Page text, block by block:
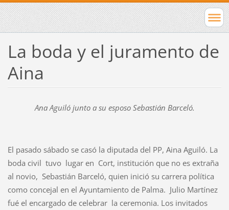
La boda y el juramento de
Aina
Ana Aguiló junto a su esposo Sebastián Barceló.
El pasado sábado se casó la diputada del PP, Aina Aguiló. La
boda civil tuvo lugar en Cort, institución que no es extraña
al novio, Sebastián Barceló, quien inició su carrera política
como concejal en el Ayuntamiento de Palma. Julio Martínez
fué el encargado de celebrar la ceremonia. Los invitados